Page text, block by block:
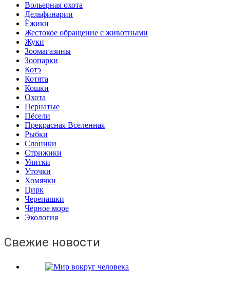
Вольерная охота
Дельфинарии
Ёжики
Жестокое обращение с животными
Жуки
Зоомагазины
Зоопарки
Котэ
Котята
Кошки
Охота
Пернатые
Пёсели
Прекрасная Вселенная
Рыбки
Слоники
Стрижики
Улитки
Уточки
Хомячки
Цирк
Черепашки
Чёрное море
Экология
Свежие новости